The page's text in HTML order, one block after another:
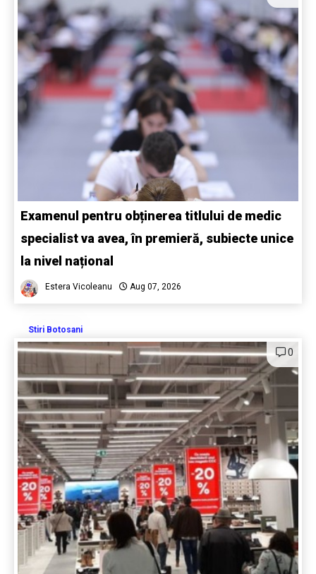
Examenul pentru obținerea titlului de medic
specialist va avea, în premieră, subiecte unice
la nivel național
Estera Vicoleanu Aug 07, 2026
Stiri Botosani
0